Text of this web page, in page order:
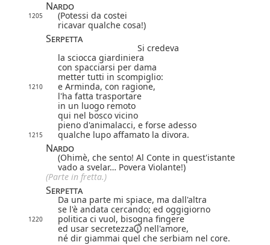
Nardo
1205
(Potessi da costei
ricavar qualche cosa!)
Serpetta
Si credeva
la sciocca giardiniera
con spacciarsi per dama
metter tutti in scompiglio:
1210
e Arminda, con ragione,
l'ha fatta trasportare
in un luogo remoto
qui nel bosco vicino
pieno d'animalacci, e forse adesso
1215 qualche lupo affamato la divora.
Nardo
(Ohimè, che sento! Al Conte in quest'istante
vado a svelar… Povera Violante!)
(Parte in fretta.)
Serpetta
Da una parte mi spiace, ma dall'altra
se l'è andata cercando; ed oggigiorno
1220
politica ci vuol, bisogna fingere
ed usar secretezza
nell'amore,
né dir giammai quel che serbiam nel core.